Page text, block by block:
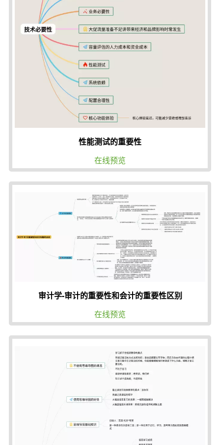
性能测试的重要性
在线预览
审计学-审计的重要性和会计的重要性区别
在线预览